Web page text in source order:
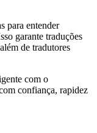
para entender
garante traduções
de tradutores
com o
confiança, rapidez